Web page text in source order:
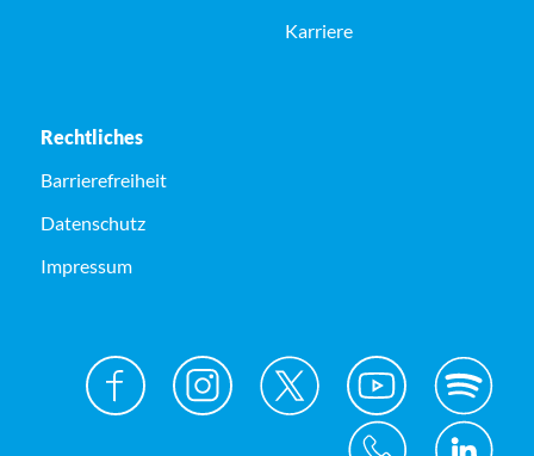
Karriere
Rechtliches
Barrierefreiheit
Datenschutz
Impressum